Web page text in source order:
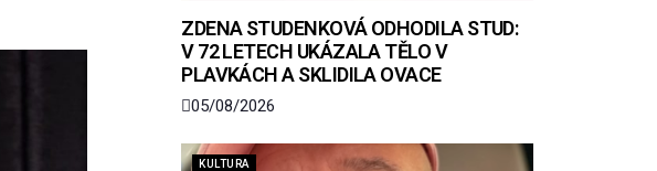
ZDENA STUDENKOVÁ ODHODILA STUD:
V 72 LETECH UKÁZALA TĚLO V
PLAVKÁCH A SKLIDILA OVACE
05/08/2026
KULTURA